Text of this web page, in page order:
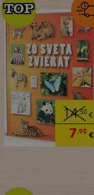
14,50€
7,95€
TOP
TOP